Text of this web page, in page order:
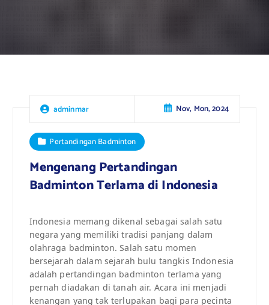
adminmar Nov, Mon, 2024
Pertandingan Badminton
Mengenang Pertandingan
Badminton Terlama di Indonesia
Indonesia memang dikenal sebagai salah satu
negara yang memiliki tradisi panjang dalam
olahraga badminton. Salah satu momen
bersejarah dalam sejarah bulu tangkis Indonesia
adalah pertandingan badminton terlama yang
pernah diadakan di tanah air. Acara ini menjadi
kenangan yang tak terlupakan bagi para pecinta